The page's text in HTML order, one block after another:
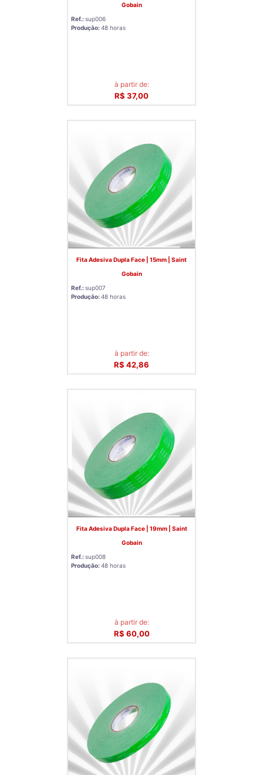
Gobain
Ref.:sup006
Produção:48 horas
à partir de:
R$ 37,00
Fita Adesiva Dupla Face | 15mm | Saint
Gobain
Ref.:sup007
Produção:48 horas
à partir de:
R$ 42,86
Fita Adesiva Dupla Face | 19mm | Saint
Gobain
Ref.:sup008
Produção:48 horas
à partir de:
R$ 60,00